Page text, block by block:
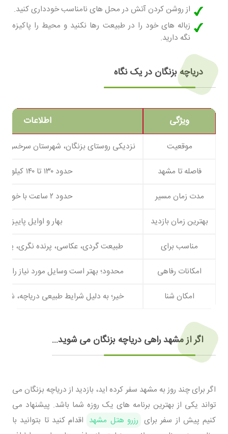
از روشن کردن آتش در محل های نامناسب خودداری کنید.
زباله های خود را در طبیعت رها نکنید و محیط را پاکیزه
نگه دارید.
دریاچه بزنگان در یک نگاه
ویژگی اطلاعات
موقعیت
نزدیکی روستای بزنگان، شهرستان سرخس،
فاصله تا مشهد
حدود ۱۳۰ تا ۱۴۰ کیلومتر
مدت زمان مسیر
حدود ۲ ساعت با خودرو
بهترین زمان بازدید
بهار و اوایل پاییز
مناسب برای
طبیعت گردی، عکاسی، پرنده نگری،
امکانات رفاهی
محدود؛ بهتر است وسایل مورد نیاز را
امکان شنا
خیر؛ به دلیل شرایط طبیعی دریاچه،
اگر از مشهد راهی دریاچه بزنگان می شوید...
اگر برای چند روز به مشهد سفر کرده اید، بازدید از دریاچه بزنگان می
تواند یکی از بهترین برنامه های یک روزه شما باشد. پیشنهاد می
کنیم پیش از سفر برای رزرو هتل مشهد اقدام کنید تا بتوانید با